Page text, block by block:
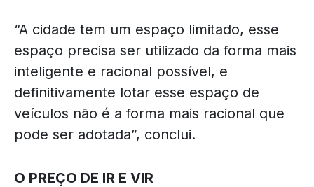
“A cidade tem um espaço limitado, esse
espaço precisa ser utilizado da forma mais
inteligente e racional possível, e
definitivamente lotar esse espaço de
veículos não é a forma mais racional que
pode ser adotada”, conclui.
O PREÇO DE IR E VIR